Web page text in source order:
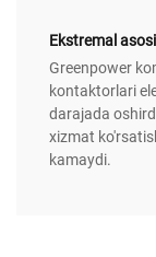
Ekstremal
Greenpower
kontaktorlari
darajada
xizmat
kamaydi.